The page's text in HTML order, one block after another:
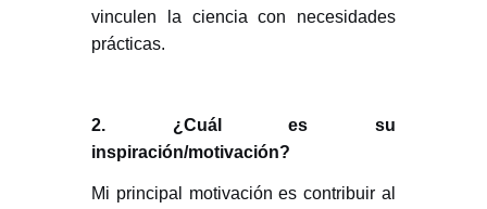
vinculen la ciencia con necesidades
prácticas.
2. ¿Cuál es su
inspiración/motivación?
Mi principal motivación es contribuir al